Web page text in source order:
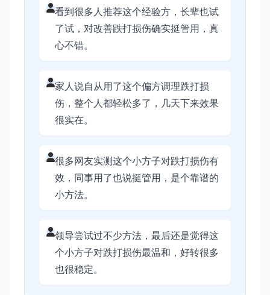
看到很多人推荐这个经验方，长辈也试
了试，对改善跌打损伤确实挺管用，真
心不错。
家人说自从用了这个偏方调理跌打损
伤，整个人都轻松多了，几天下来效果
很实在。
很多网友实测这个小方子对跌打损伤有
效，同事用了也说挺管用，是个靠谱的
小方法。
领导尝试过不少方法，最后还是觉得这
个小方子对跌打损伤最温和，好转很多
也很稳定。